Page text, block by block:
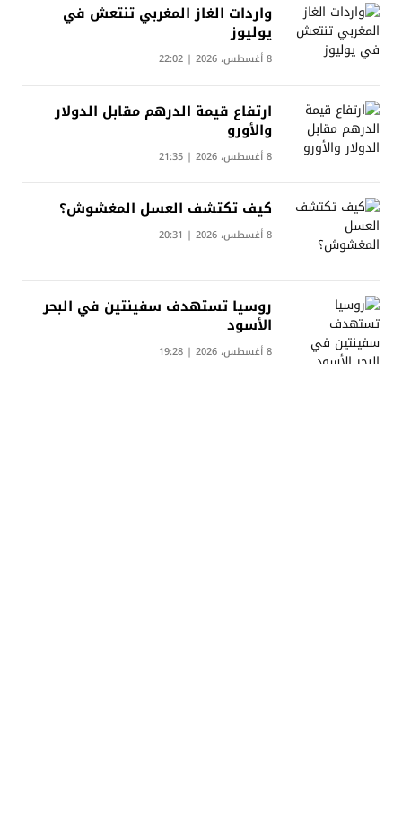
واردات الغاز المغربي تنتعش في
يوليوز
8 أغسطس، 2026 | 22:02
ارتفاع قيمة الدرهم مقابل الدولار
والأورو
8 أغسطس، 2026 | 21:35
كيف تكتشف العسل المغشوش؟
8 أغسطس، 2026 | 20:31
روسيا تستهدف سفينتين في البحر
الأسود
8 أغسطس، 2026 | 19:28